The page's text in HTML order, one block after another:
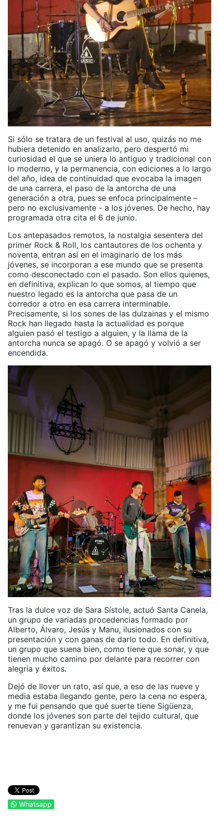
Si sólo se tratara de un festival al uso, quizás no me
hubiera detenido en analizarlo, pero despertó mi
curiosidad el que se uniera lo antiguo y tradicional con
lo moderno, y la permanencia, con ediciones a lo largo
del año, idea de continuidad que evocaba la imagen
de una carrera, el paso de la antorcha de una
generación a otra, pues se enfoca principalmente –
pero no exclusivamente - a los jóvenes. De hecho, hay
programada otra cita el 6 de junio.
Los antepasados remotos, la nostalgia sesentera del
primer Rock & Roll, los cantautores de los ochenta y
noventa, entran así en el imaginario de los más
jóvenes, se incorporan a ese mundo que se presenta
como desconectado con el pasado. Son ellos quienes,
en definitiva, explican lo que somos, al tiempo que
nuestro legado es la antorcha que pasa de un
corredor a otro en esa carrera interminable.
Precisamente, si los sones de las dulzainas y el mismo
Rock han llegado hasta la actualidad es porque
alguien pasó el testigo a alguien, y la llama de la
antorcha nunca se apagó. O se apagó y volvió a ser
encendida.
Tras la dulce voz de Sara Sístole, actuó Santa Canela,
un grupo de variadas procedencias formado por
Alberto, Álvaro, Jesús y Manu, ilusionados con su
presentación y con ganas de darlo todo. En definitiva,
un grupo que suena bien, como tiene que sonar, y que
tienen mucho camino por delante para recorrer con
alegría y éxitos.
Dejó de llover un rato, así que, a eso de las nueve y
media estaba llegando gente, pero la cena no espera,
y me fui pensando que qué suerte tiene Sigüenza,
donde los jóvenes son parte del tejido cultural, que
renuevan y garantizan su existencia.
Whatsapp